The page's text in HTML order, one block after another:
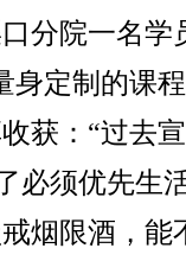
分院一名学
身定制的课
获：“过去
必须优先生
烟限酒，能